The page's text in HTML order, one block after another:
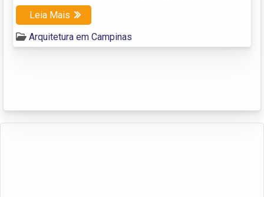
Leia Mais
Arquitetura em Campinas